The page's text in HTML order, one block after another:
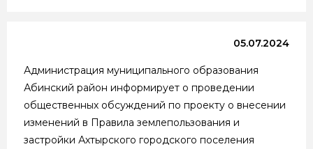
05.07.2024
Администрация муниципального образования
Абинский район информирует о проведении
общественных обсуждений по проекту о внесении
изменений в Правила землепользования и
застройки Ахтырского городского поселения